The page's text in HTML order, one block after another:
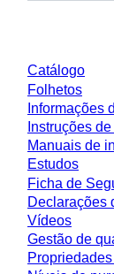
Catálogo
Folhetos
Informações
Instruções
Manuais de
Estudos
Ficha de
Declarações
Vídeos
Gestão de
Propriedades